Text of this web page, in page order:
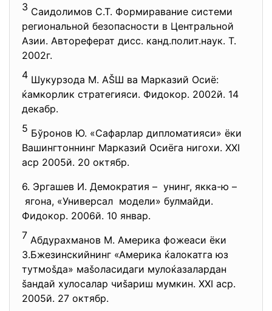
3 Саидолимов С.Т. Формиравание системи
региональной безопасности в Центральной
Азии. Автореферат дисс. канд.полит.наук. Т.
2002г.
4 Шукурзода М. АŠШ ва Марказий Осиё:
ќамкорлик стратегияси. Фидокор. 2002й. 14
декабр.
5 Бўронов Ю. «Сафарлар дипломатияси» ёки
Вашингтоннинг Марказий Осиёга нигохи. XXI
аср 2005й. 20 октябр.
6. Эргашев И. Демократия – унинг, якка-ю –
ягона, «Универсал модели» булмайди.
Фидокор. 2006й. 10 январ.
7 Абдурахманов М. Америка фожеаси ёки
З.Бжезинскийнинг «Америка ќалокатга юз
тутмоšда» маšоласидаги мулоќазалардан
šандай хулосалар чиšариш мумкин. XXI аср.
2005й. 27 октябр.